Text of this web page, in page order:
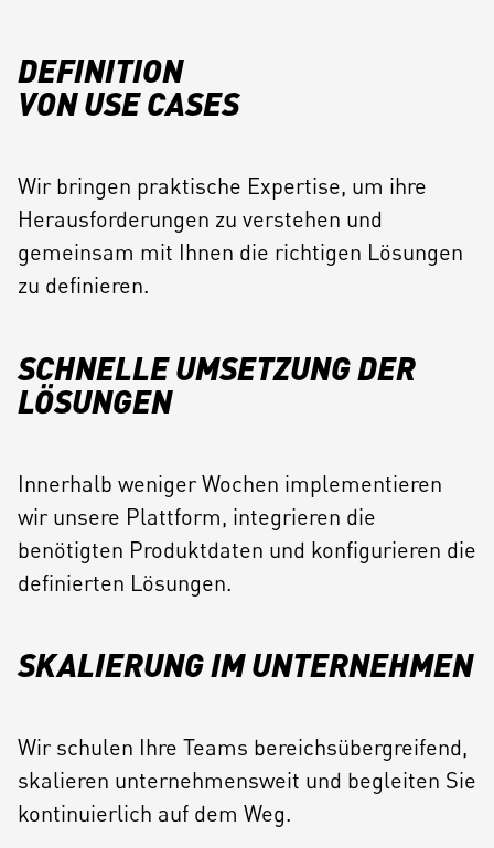
DEFINITION
VON USE CASES
Wir bringen praktische Expertise, um ihre
Herausforderungen zu verstehen und
gemeinsam mit Ihnen die richtigen Lösungen
zu definieren.
SCHNELLE UMSETZUNG DER
LÖSUNGEN
Innerhalb weniger Wochen implementieren
wir unsere Plattform, integrieren die
benötigten Produktdaten und konfigurieren die
definierten Lösungen.
SKALIERUNG IM UNTERNEHMEN
Wir schulen Ihre Teams bereichsübergreifend,
skalieren unternehmensweit und begleiten Sie
kontinuierlich auf dem Weg.